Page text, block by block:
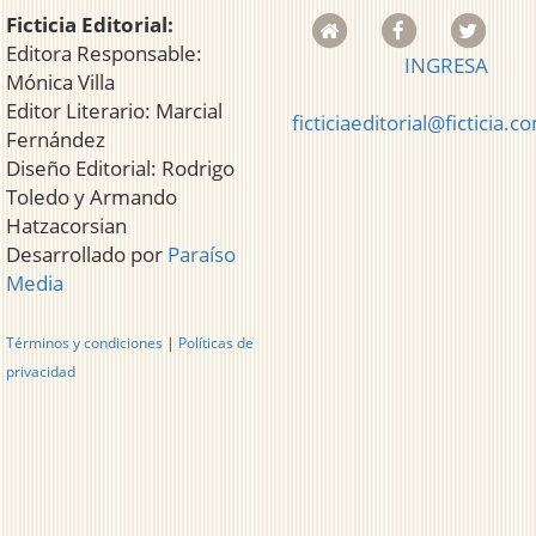
Ficticia Editorial:
Editora Responsable:
Mónica Villa
Editor Literario: Marcial
Fernández
Diseño Editorial: Rodrigo
Toledo y Armando
Hatzacorsian
Desarrollado por Paraíso
Media
Términos y condiciones | Políticas de
privacidad
INGRESA